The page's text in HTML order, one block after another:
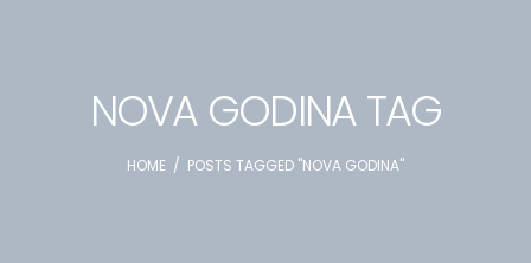
NOVA GODINA TAG
HOME / POSTS TAGGED "NOVA GODINA"